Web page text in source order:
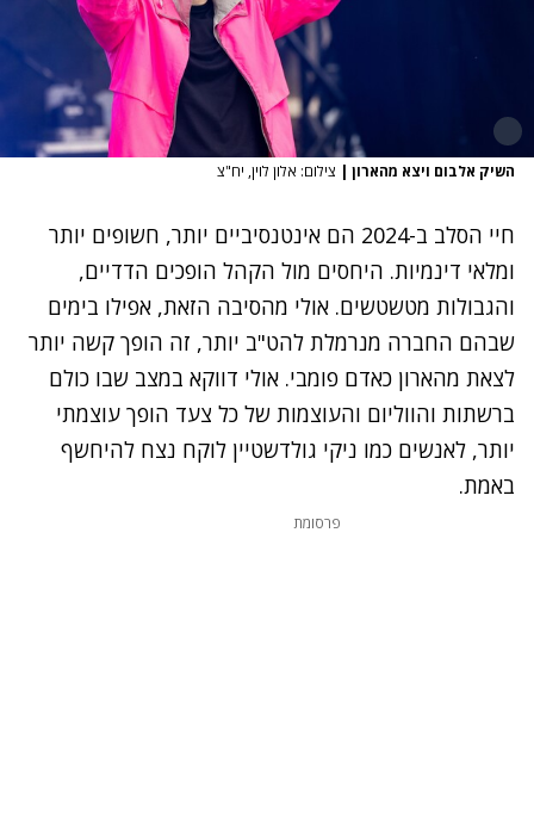
השיק אלבום ויצא מהארון | צילום: אלון לוין, יח"צ
חיי הסלב ב-2024 הם אינטנסיביים יותר, חשופים יותר
ומלאי דינמיות. היחסים מול הקהל הופכים הדדיים,
והגבולות מטשטשים. אולי מהסיבה הזאת, אפילו בימים
שבהם החברה מנרמלת להט"ב יותר, זה הופך קשה יותר
לצאת מהארון כאדם פומבי. אולי דווקא במצב שבו כולם
ברשתות והווליום והעוצמות של כל צעד הופך עוצמתי
יותר, לאנשים כמו ניקי גולדשטיין לוקח נצח להיחשף
באמת.
פרסומת